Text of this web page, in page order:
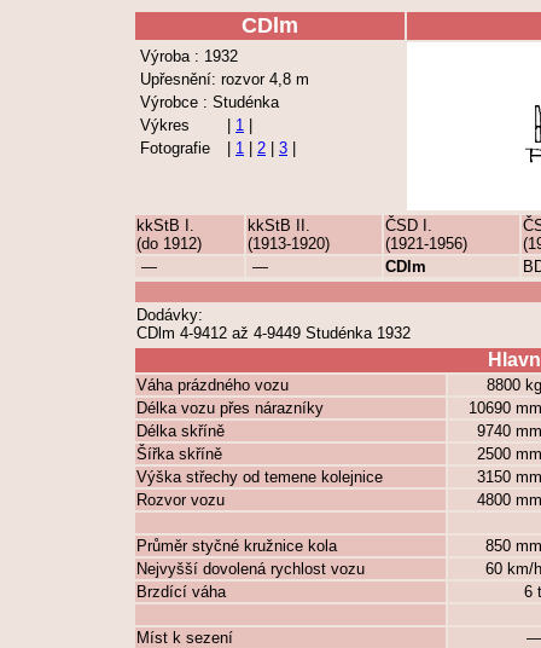
CDlm
Výroba : 1932
Upřesnění: rozvor 4,8 m
Výrobce : Studénka
Výkres
1
Fotografie
1 2 3
kkStB I.
(do 1912)
kkStB II.
(1913-1920)
ČSD I.
(1921-1956)
—
— CDlm
Dodávky:
CDlm 4-9412 až 4-9449 Studénka 1932
Váha prázdného vozu
8800
Délka vozu přes nárazníky
10690
Délka skříně
9740
Šířka skříně
2500
Výška střechy od temene kolejnice
3150
Rozvor vozu
4800
Průměr styčné kružnice kola
850
Nejvyšší dovolená rychlost vozu
60 km/
Brzdící váha
6
Míst k sezení